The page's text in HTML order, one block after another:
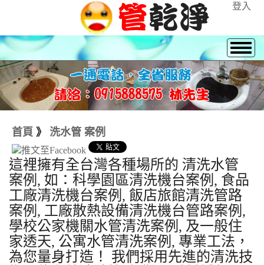
登入
首頁 》 洗水管 案例
這裡擁有全台灣各種場所的 清洗水管
案例, 如：科學園區清洗機台案例, 食品
工廠清洗機台案例, 飯店旅館清洗管路
案例, 工廠散熱設備清洗機台管路案例,
學校公家機關水管清洗案例, 及一般住
家透天, 公寓水管清洗案例, 專業工法，
為您量身打造！ 我們採用先進的清洗技